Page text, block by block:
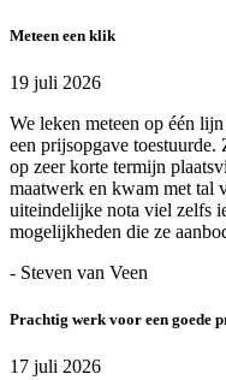
Meteen een klik
19 juli 2026
We leken meteen op één
een prijsopgave
op zeer korte termijn
maatwerk en kwam met tal
uiteindelijke nota viel zelfs
mogelijkheden die ze
- Steven van Veen
Prachtig werk voor een goede
17 juli 2026